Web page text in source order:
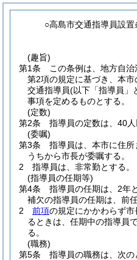
○高島市交通指導員設置
(趣旨)
第1条
この条例は、地方自治
第2項の規定に基づき、本市
交通指導員(以下「指導員」
事項を定めるものとする。
(定数)
第2条
指導員の定数は、40人
(委嘱)
第3条
指導員は、本市に住
うちから市長が委嘱する。
2
指導員は、非常勤とする。
(指導員の任期等)
第4条
指導員の任期は、2年
補欠の指導員の任期は、前
2
前項の規定にかかわらず
るときは、任期中の指導員
る。
(職務)
第5条
指導員の職務は、次の